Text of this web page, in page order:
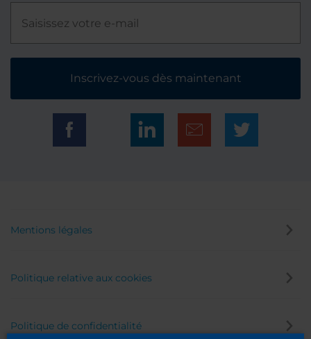
Inscrivez-vous dès maintenant
Mentions légales
Politique relative aux cookies
Politique de confidentialité